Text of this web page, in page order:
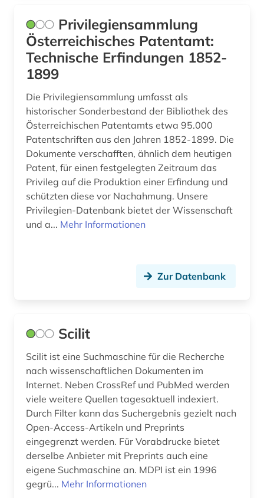
forschungstrends (1)
frankreich (1)
französisches sprachgebiet (1)
gechichte (1)
geisteswissenschaft (1)
geisteswissenschaften (13)
geographie (1)
geomechanik (1)
gesellschaft (2)
gesundheit (1)
glossar (1)
graphiker (1)
großbritannien (1)
haustechnik (1)
Privilegiensammlung
Österreichisches Patentamt:
Technische Erfindungen 1852-
1899
Die Privilegiensammlung umfasst als
historischer Sonderbestand der Bibliothek des
Österreichischen Patentamts etwa 95.000
Patentschriften aus den Jahren 1852-1899. Die
Dokumente verschafften, ähnlich dem heutigen
Patent, für einen festgelegten Zeitraum das
Privileg auf die Produktion einer Erfindung und
schützten diese vor Nachahmung. Unsere
Privilegien-Datenbank bietet der Wissenschaft
und a... Mehr Informationen
Zur Datenbank
Scilit
Scilit ist eine Suchmaschine für die Recherche
nach wissenschaftlichen Dokumenten im
Internet. Neben CrossRef und PubMed werden
viele weitere Quellen tagesaktuell indexiert.
Durch Filter kann das Suchergebnis gezielt nach
Open-Access-Artikeln und Preprints
eingegrenzt werden. Für Vorabdrucke bietet
derselbe Anbieter mit Preprints auch eine
eigene Suchmaschine an. MDPI ist ein 1996
gegrü... Mehr Informationen